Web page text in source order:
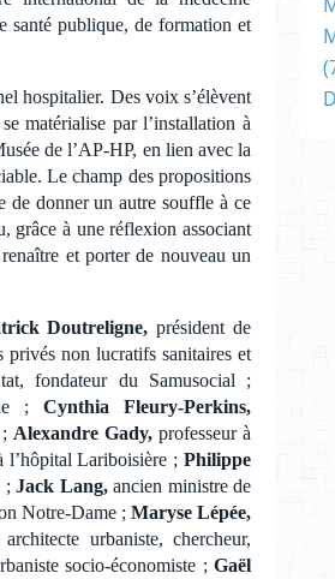
santé publique, de formation et
hospitalier. Des voix s’élèvent
matérialise par l’installation à
de l’AP-HP, en lien avec la
Le champ des propositions
de donner un autre souffle à ce
grâce à une réflexion associant
et porter de nouveau un
Doutreligne, président de
non lucratifs sanitaires et
fondateur du Samusocial ;
; Cynthia Fleury-Perkins,
Alexandre Gady,professeur à
l’hôpital Lariboisière ;Philippe
;Jack Lang,ancien ministre de
Notre-Dame ; Maryse Lépée,
architecte urbaniste, chercheur,
socio-économiste ;Gaël